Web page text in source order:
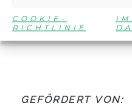
COOKIE-
RICHTLINIE
GEFÖRDERT VON: